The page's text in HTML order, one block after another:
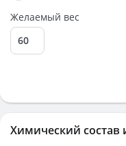
Химический состав
Желаемый вес